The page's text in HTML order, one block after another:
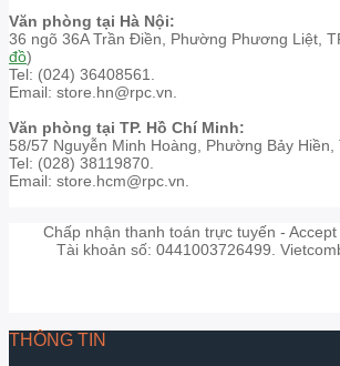
Văn phòng tại Hà Nội:
36 ngõ 36A Trần Điền, Phường Phương Liệt,
đồ)
Tel: (024) 36408561.
Email: store.hn@rpc.vn.
Văn phòng tại TP. Hồ Chí Minh:
58/57 Nguyễn Minh Hoàng, Phường Bảy Hiền,
Tel: (028) 38119870.
Email: store.hcm@rpc.vn.
Chấp nhận thanh toán trực tuyến - Accept
Tài khoản số: 0441003726499.
THÔNG TIN